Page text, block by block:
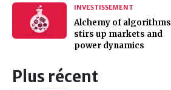
INVESTISSEMENT
Alchemy of algorithms
stirs up markets and
power dynamics
Plus récent